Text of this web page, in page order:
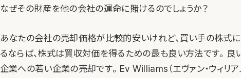
なぜその財産を他の会社の運命に賭けるのでしょうか？
あなたの会社の売却価格が比較的安いけれど、買い手の株式
るならば、株式は買収対価を得るための最も良い方法です。 良
企業への若い企業の売却です。 Ev Williams（エヴァン・ウィ